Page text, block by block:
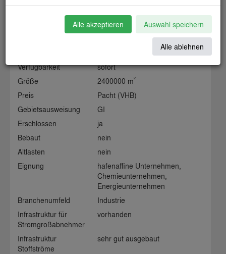
Gemeinde / Kreis
gemeinde object (6) / kreis
object (7)
Schleswig-Holstein
Verfügbarkeit
sofort
Größe
2400000 m2
Preis
Pacht (VHB)
Gebietsausweisung
GI
Erschlossen
ja
Bebaut
nein
Altlasten
nein
Eignung
hafenaffine Unternehmen,
Chemieunternehmen,
Energieunternehmen
Branchenumfeld
Industrie
Infrastruktur für
Stromgroßabnehmer
vorhanden
Infrastruktur
Stoffströme
sehr gut ausgebaut
Alle akzeptieren Auswahl speichern
Alle ablehnen